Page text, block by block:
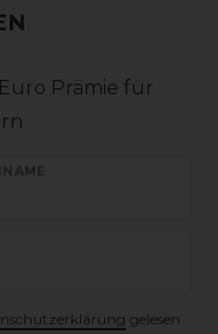
Prämie für
gelesen